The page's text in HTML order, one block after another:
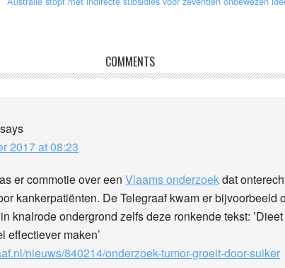
COMMENTS
says
2017 at 08:23
er commotie over een Vlaams onderzoekdat
kankerpatiënten. De Telegraaf kwam er bijvoorbeeld
knalrode ondergrond zelfs deze ronkende tekst:
effectiever maken’
nieuws/840214/onderzoek-tumor-groeit-door-suiker